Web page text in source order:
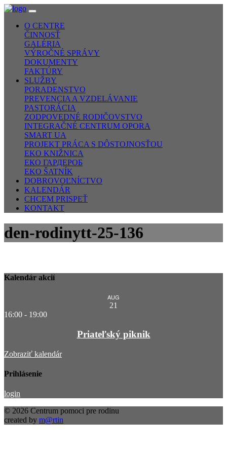
O CENTRE
ČINNOSŤ
GALÉRIA
VÝROČNÉ SPRÁVY
DOKUMENTY
FAKTÚRY
SLUŽBY
PORADENSTVO
PREVENCIA A VZDELÁVANIE
PASTORÁCIA
ZODPOVEDNÉ RODIČOVSTVO
INTEGRAČNÉ CENTRUM OPORA
SMART UA
PROJEKT PRÁCA S DÔSTOJNOSŤOU
EKO KNIŽNICA
ЕКО ГАРДЕРОБ
EKO ŠATNÍK
DOBROVOĽNÍCTVO
KALENDÁR
CHCEM PRISPEŤ
KONTAKT
den-rodinytt-25-136
Kalendár akcií
AUG
21
16:00 - 19:00
Priateľský piknik
Zobraziť kalendár
Prihlásenie
login
© 2026 Centrum pomoci pre rodinu
created by m@rtin